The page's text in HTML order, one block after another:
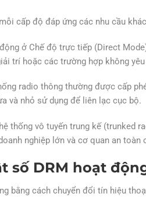
cấp độ đáp ứng các nhu cầu
ở Chế độ trực tiếp (Direct
trí hoặc các trường hợp không
radio thông thường được cấp
và nhỏ sử dụng để liên lạc cục bộ.
thống vô tuyến trung kế (trunked
nghiệp lớn và cơ quan an toàn
số DRM hoạt
bằng cách chuyển đổi tín hiệu